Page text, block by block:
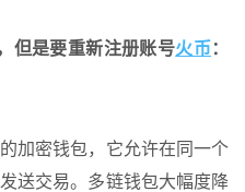
但是要重新注册账号火币 ：
加密钱包，它允许在同一个
送交易。多链钱包大幅度降